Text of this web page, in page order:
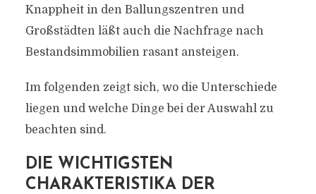
Knappheit in den Ballungszentren und
Großstädten läßt auch die Nachfrage nach
Bestandsimmobilien rasant ansteigen.
Im folgenden zeigt sich, wo die Unterschiede
liegen und welche Dinge bei der Auswahl zu
beachten sind.
DIE WICHTIGSTEN
CHARAKTERISTIKA DER